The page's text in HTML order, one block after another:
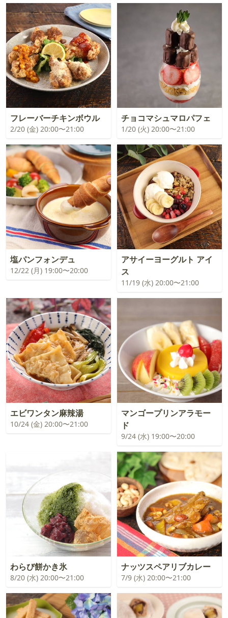
フレーバーチキンボウル
2/20 (金) 20:00〜21:00
チョコマシュマロパフェ
1/20 (火) 20:00〜21:00
塩パンフォンデュ
12/22 (月) 19:00〜20:00
アサイーヨーグルト アイ
ス
11/19 (水) 20:00〜21:00
エビワンタン麻辣湯
10/24 (金) 20:00〜21:00
マンゴープリンアラモー
ド
9/24 (水) 19:00〜20:00
わらび餅かき氷
8/20 (水) 20:00〜21:00
ナッツスペアリブカレー
7/9 (水) 20:00〜21:00